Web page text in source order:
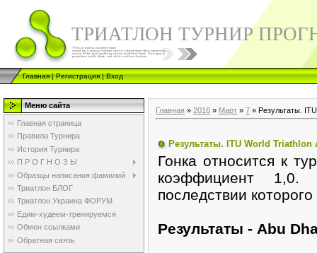
ТРИАТЛОН ТУРНИР
Главная|Регистрация|Вход
Меню сайта
Главная страница
Правила Турнира
История Турнира
П Р О Г Н О З Ы
Образцы написания фамилий
Триатлон БЛОГ
Триатлон Украина ФОРУМ
Едим-худеем-тренируемся
Обмен ссылками
Обратная связь
Главная » 2016 » Март » 7 » Результаты.
Результаты. ITU World
Гонка относится к
коэффициент
последствии
Pезультаты - Abu